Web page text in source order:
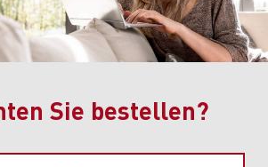
Sie bestellen?